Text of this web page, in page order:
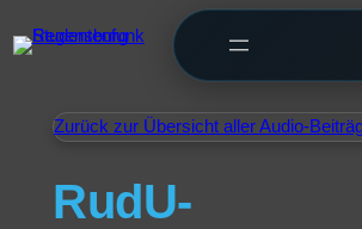
Zurück zur Übersicht aller Audio-
RudU-